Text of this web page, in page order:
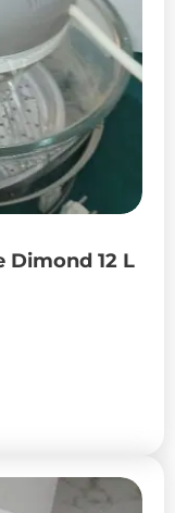
Dimond 12 L